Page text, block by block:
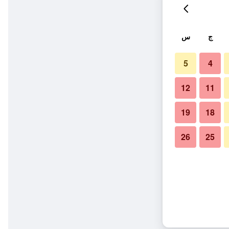
ج س
4
5
11
12
18
19
25
26